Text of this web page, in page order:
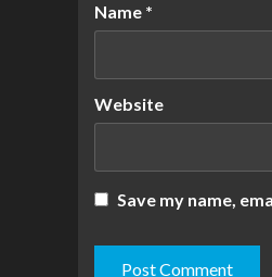
Name *
Website
Save my name,